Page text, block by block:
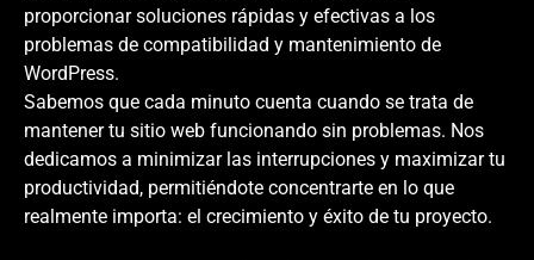
proporcionar soluciones rápidas y efectivas a los
problemas de compatibilidad y mantenimiento de
WordPress.
Sabemos que cada minuto cuenta cuando se trata de
mantener tu sitio web funcionando sin problemas. Nos
dedicamos a minimizar las interrupciones y maximizar tu
productividad, permitiéndote concentrarte en lo que
realmente importa: el crecimiento y éxito de tu proyecto.